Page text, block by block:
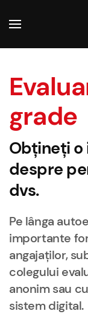
grade
Obțineți o
despre
dvs.
Pe lânga
importante
angajaților,
colegului
anonim sau
sistem digital.